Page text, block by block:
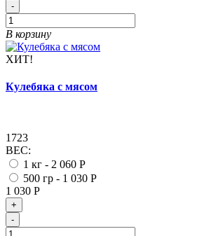
-
В корзину
ХИТ!
Кулебяка с мясом
1723
ВЕС:
1 кг - 2 060 Р
500 гр - 1 030 Р
1 030 Р
+
-